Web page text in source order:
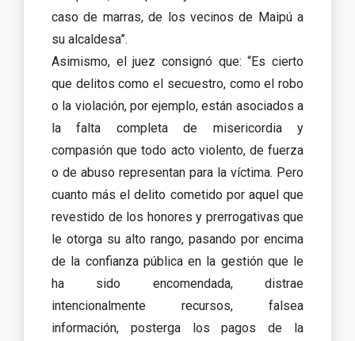
caso de marras, de los vecinos de Maipú a
su alcaldesa”.
Asimismo, el juez consignó que: “Es cierto
que delitos como el secuestro, como el robo
o la violación, por ejemplo, están asociados a
la falta completa de misericordia y
compasión que todo acto violento, de fuerza
o de abuso representan para la víctima. Pero
cuanto más el delito cometido por aquel que
revestido de los honores y prerrogativas que
le otorga su alto rango, pasando por encima
de la confianza pública en la gestión que le
ha sido encomendada, distrae
intencionalmente recursos, falsea
información, posterga los pagos de la